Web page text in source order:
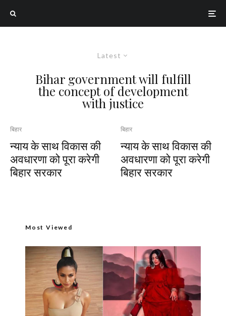
Latest
Bihar government will fulfill
the concept of development
with justice
बिहार
न्याय के साथ विकास की
अवधारणा को पूरा करेगी
बिहार सरकार
बिहार
न्याय के साथ विकास की
अवधारणा को पूरा करेगी
बिहार सरकार
Most Viewed